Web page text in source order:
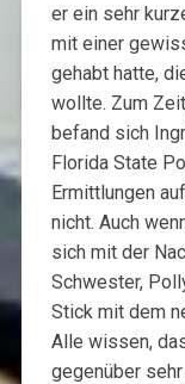
er ein sehr
mit einer
gehabt hatte,
wollte. Zum
befand sich
Florida State
Ermittlungen
nicht. Auch
sich mit der
Schwester,
Stick mit dem
Alle wissen,
gegenüber